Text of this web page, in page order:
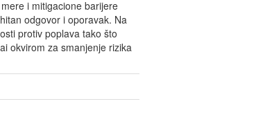
i mitigacione barijere
odgovor i oporavak. Na
protiv poplava tako što
okvirom za smanjenje rizika